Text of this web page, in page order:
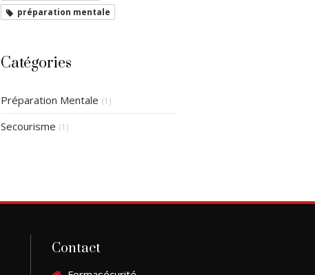
préparation mentale
Catégories
Préparation Mentale (1)
Secourisme (1)
Contact